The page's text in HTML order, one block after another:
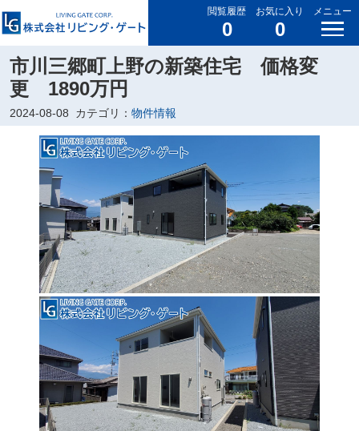
閲覧履歴
0
お気に入り
0
メニュー
市川三郷町上野の新築住宅 価格変
更 1890万円
2024-08-08 カテゴリ： 物件情報